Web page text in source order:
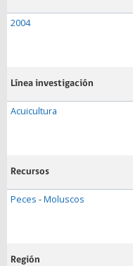
2004
Línea investigación
Acuicultura
Recursos
Peces -Moluscos
Región